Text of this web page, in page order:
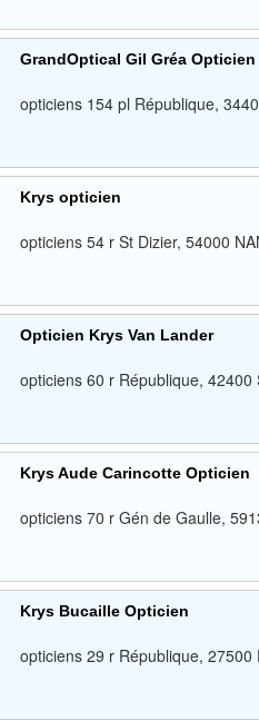
GrandOptical Gil Gréa
opticiens 154 pl République,
Krys opticien
opticiens 54 r St Dizier, 54000
Opticien Krys Van Lander
opticiens 60 r République, 42400
Krys Aude Carincotte Opticien
opticiens 70 r Gén de Gaulle,
Krys Bucaille Opticien
opticiens 29 r République, 27500